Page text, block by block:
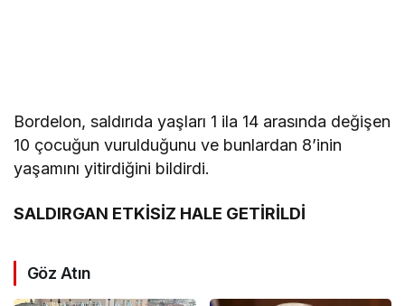
Bordelon, saldırıda yaşları 1 ila 14 arasında değişen
10 çocuğun vurulduğunu ve bunlardan 8’inin
yaşamını yitirdiğini bildirdi.
SALDIRGAN ETKİSİZ HALE GETİRİLDİ
Göz Atın